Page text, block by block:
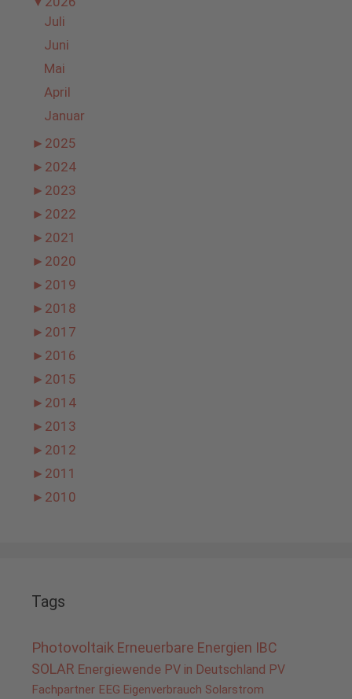
Juli
Juni
Mai
April
Januar
► 2025
► 2024
► 2023
► 2022
► 2021
► 2020
► 2019
► 2018
► 2017
► 2016
► 2015
► 2014
► 2013
► 2012
► 2011
► 2010
Tags
Photovoltaik Erneuerbare Energien IBC
SOLAR Energiewende PV in Deutschland PV
Fachpartner EEG Eigenverbrauch Solarstrom